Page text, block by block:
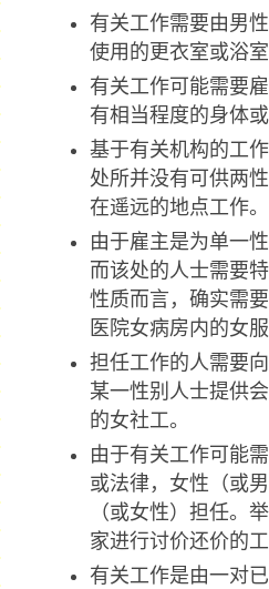
有关工作需要由男
使用的更衣室或浴
有关工作可能需要
有相当程度的身体
基于有关机构的工
处所并没有可供两
在遥远的地点工作。
由于雇主是为单一
而该处的人士需要
性质而言，确实需
医院女病房内的女服
担任工作的人需要
某一性别人士提供
的女社工。
由于有关工作可能
或法律，女性（或
（或女性）担任。
家进行讨价还价的工
有关工作是由一对